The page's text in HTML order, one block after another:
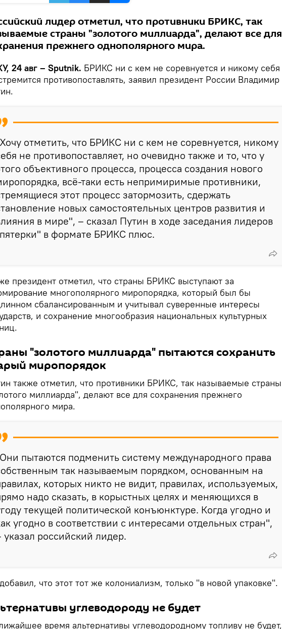
лидер отметил, что противники БРИКС, так
страны "золотого миллиарда", делают все для
прежнего однополярного мира.
24 авг – Sputnik. БРИКС ни с кем не соревнуется и никому себя
противопоставлять, заявил президент России Владимир
отметить, что БРИКС ни с кем не соревнуется, никому
не противопоставляет, но очевидно также и то, что у
объективного процесса, процесса создания нового
всё-таки есть непримиримые противники,
этот процесс затормозить, сдержать
новых самостоятельных центров развития и
в мире", – сказал Путин в ходе заседания лидеров
в формате БРИКС плюс.
президент отметил, что страны БРИКС выступают за
многополярного миропорядка, который был бы
сбалансированным и учитывал суверенные интересы
и сохранение многообразия национальных культурных
"золотого миллиарда" пытаются сохранить
миропорядок
также отметил, что противники БРИКС, так называемые страны
миллиарда", делают все для сохранения прежнего
мира.
пытаются подменить систему международного права
так называемым порядком, основанным на
которых никто не видит, правилах, используемых,
надо сказать, в корыстных целях и меняющихся в
текущей политической конъюнктуре. Когда угодно и
угодно в соответствии с интересами отдельных стран",
указал российский лидер.
что этот тот же колониализм, только "в новой упаковке".
углеводороду не будет
время альтернативы углеводородному топливу не будет,